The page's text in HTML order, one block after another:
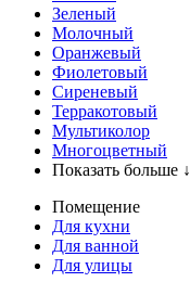
Зеленый
Молочный
Оранжевый
Фиолетовый
Сиреневый
Терракотовый
Мультиколор
Многоцветный
Показать больше ↓
Помещение
Для кухни
Для ванной
Для улицы